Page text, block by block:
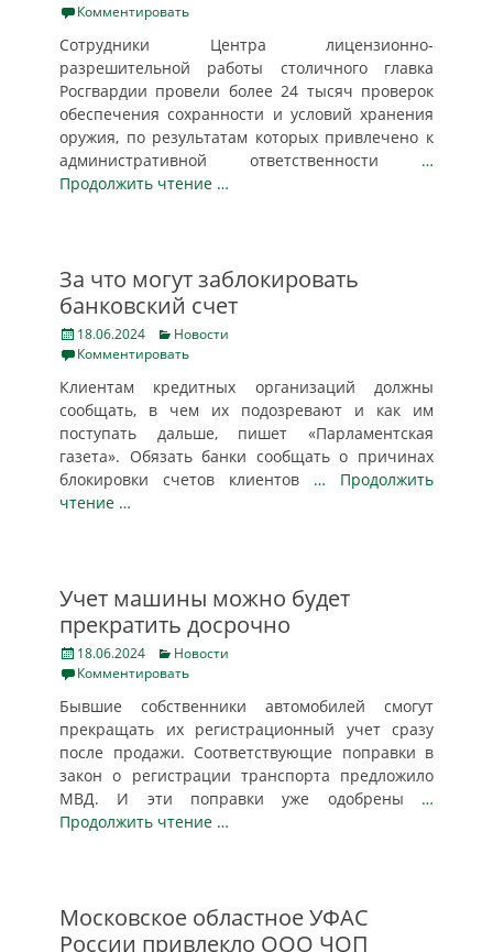
on Комментировать
Сотрудники Центра лицензионно-
разрешительной работы столичного главка
Росгвардии провели более 24 тысяч проверок
обеспечения сохранности и условий хранения
оружия, по результатам которых привлечено к
административной ответственности …
Продолжить чтение …
За что могут заблокировать
банковский счет
Posted
on
18.06.2024 Categories
Новости
Комментировать
Клиентам кредитных организаций должны
сообщать, в чем их подозревают и как им
поступать дальше, пишет «Парламентская
газета». Обязать банки сообщать о причинах
блокировки счетов клиентов … Продолжить
чтение …
Учет машины можно будет
прекратить досрочно
Posted
on
18.06.2024 Categories
Новости
Комментировать
Бывшие собственники автомобилей смогут
прекращать их регистрационный учет сразу
после продажи. Соответствующие поправки в
закон о регистрации транспорта предложило
МВД. И эти поправки уже одобрены …
Продолжить чтение …
Московское областное УФАС
России привлекло ООО ЧОП